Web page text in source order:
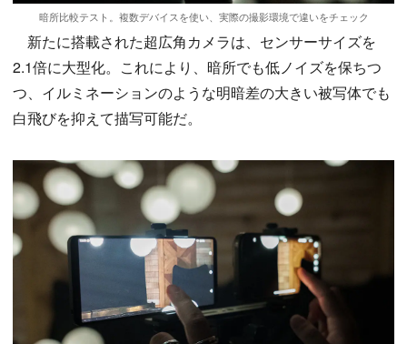
暗所比較テスト。複数デバイスを使い、実際の撮影環境で違いをチェック
新たに搭載された超広角カメラは、センサーサイズを
2.1倍に大型化。これにより、暗所でも低ノイズを保ちつ
つ、イルミネーションのような明暗差の大きい被写体でも
白飛びを抑えて描写可能だ。